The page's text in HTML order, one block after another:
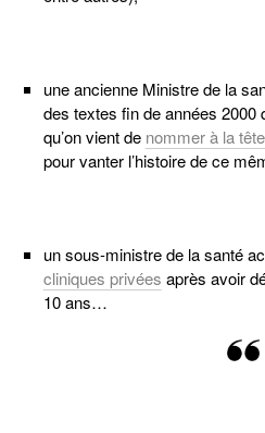
une ancienne Ministre de la
des textes fin de années 2000
qu’on vient de nommer à la
pour vanter l’histoire de ce
un sous-ministre de la santé
cliniques privées après avoir
10 ans…